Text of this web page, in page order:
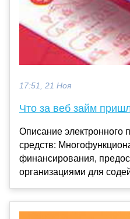
17:51, 21 Ноя
Что за веб займ
Описание электронного
средств:
финансирования,
организациями для